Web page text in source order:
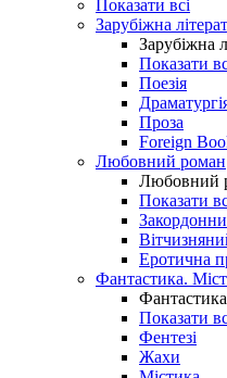
Показати всі
Зарубіжна
Зарубіжна
Показати
Поезія
Проза
Foreign
Любовний роман
Любовний
Показати
Еротична
Фантастика.
Показати
Фентезі
Жахи